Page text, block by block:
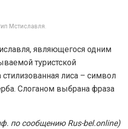
Мстиславля.
являющегося одним
туристской
лиса – символ
Слоганом выбрана фраза
по сообщению Rus-bel.online)